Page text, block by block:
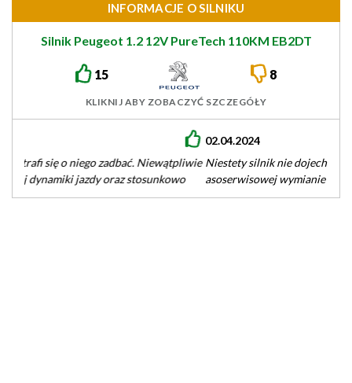
INFORMACJE O SILNIKU
Silnik Peugeot 1.2 12V PureTech 110KM EB2DT
15 8
KLIKNIJ ABY ZOBACZYĆ SZCZEGÓŁY
Niestety silnik nie dojechał do 130 000 km przebiegu - po
asoserwisowej wymianie paska rozrządu zaczął brać około
litra oleju…